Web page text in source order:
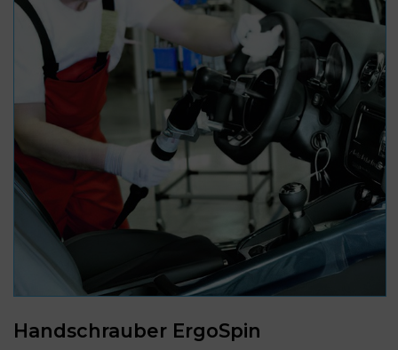
Handschrauber ErgoSpin